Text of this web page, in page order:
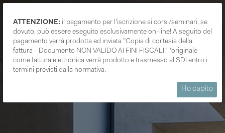
ATTENZIONE: il pagamento per l'iscrizione ai corsi/seminari, se
dovuto, può essere eseguito esclusivamente on-line! A seguito del
pagamento verrà prodotta ed inviata "Copia di cortesia della
fattura - Documento NON VALIDO AI FINI FISCALI" l'originale
come fattura elettronica verrà prodotto e trasmesso al SDI entro i
termini previsti dalla normativa.
Ho capito